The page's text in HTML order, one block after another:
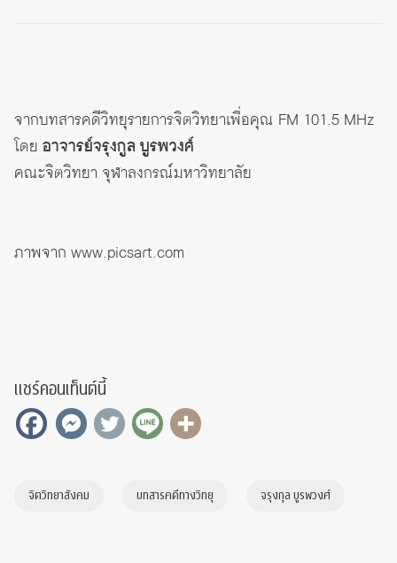
จากบทสารคดีวิทยุรายการจิตวิทยาเพื่อคุณ FM 101.5 MHz
โดย อาจารย์จรุงกูล บูรพวงศ์
คณะจิตวิทยา จุฬาลงกรณ์มหาวิทยาลัย
ภาพจาก www.picsart.com
แชร์คอนเท็นต์นี้
จิตวิทยาสังคม บทสารคดีทางวิทยุ จรุงกุล บูรพวงศ์